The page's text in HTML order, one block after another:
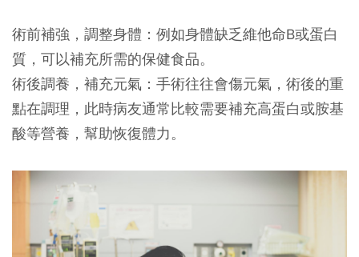
術前補強，調整身體： 例如身體缺乏維他命B或蛋白
質，可以補充所需的保健食品。
術後調養，補充元氣： 手術往往會傷元氣，術後的重
點在調理，此時病友通常比較需要補充高蛋白或胺基
酸等營養，幫助恢復體力。